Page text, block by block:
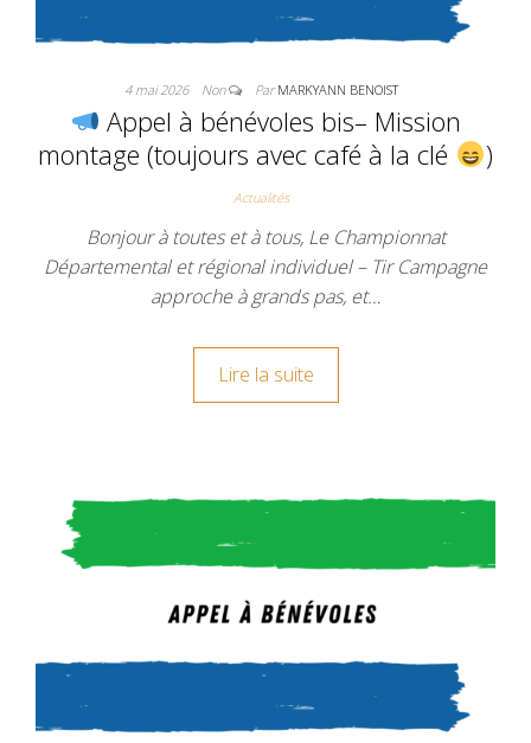
4 mai 2026 Non ParMARKYANN BENOIST
Appel à bénévoles bis– Mission
montage (toujours avec café à la clé
)
Actualités
Bonjour à toutes et à tous, Le Championnat
Départemental et régional individuel – Tir Campagne
approche à grands pas, et…
Lire la suite